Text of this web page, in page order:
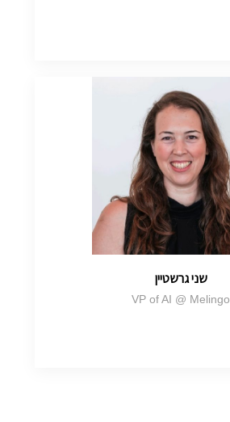
שני גרשטיין
VP of AI @ Melingo